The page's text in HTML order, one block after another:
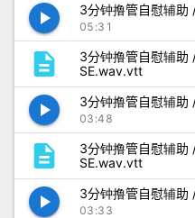
play_arrow 3分钟撸管自慰辅助
05:31
description
3分钟撸管自慰辅助
SE.wav.vtt
play_arrow 3分钟撸管自慰辅助
03:48
description
3分钟撸管自慰辅助
SE.wav.vtt
play_arrow 3分钟撸管自慰辅助
03:33